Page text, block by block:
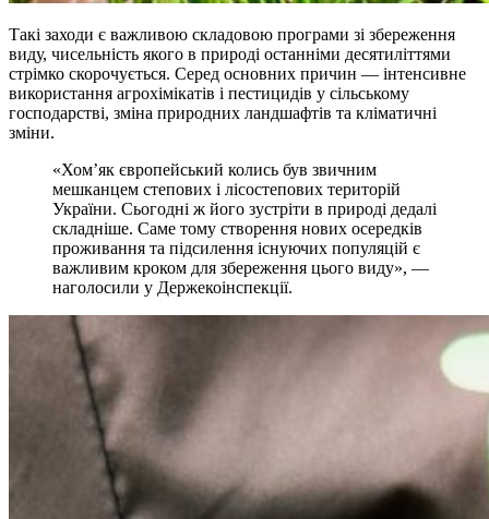
Такі заходи є важливою складовою програми зі збереження
виду, чисельність якого в природі останніми десятиліттями
стрімко скорочується. Серед основних причин — інтенсивне
використання агрохімікатів і пестицидів у сільському
господарстві, зміна природних ландшафтів та кліматичні
зміни.
«Хом’як європейський колись був звичним
мешканцем степових і лісостепових територій
України. Сьогодні ж його зустріти в природі дедалі
складніше. Саме тому створення нових осередків
проживання та підсилення існуючих популяцій є
важливим кроком для збереження цього виду», —
наголосили у Держекоінспекції.